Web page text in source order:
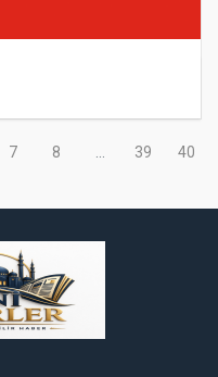
7 8 39 40